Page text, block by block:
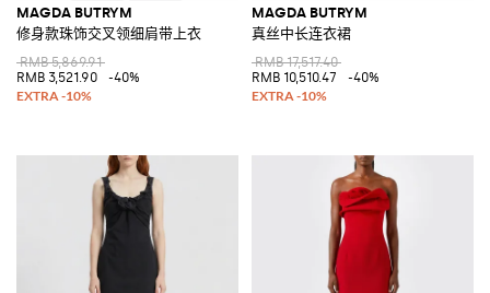
MAGDA BUTRYM
修身款珠饰交叉领细肩带上衣
RMB 5,869.91
RMB 3,521.90
-40%
MAGDA BUTRYM
真丝中长连衣裙
RMB 17,517.40
RMB 10,510.47
-40%